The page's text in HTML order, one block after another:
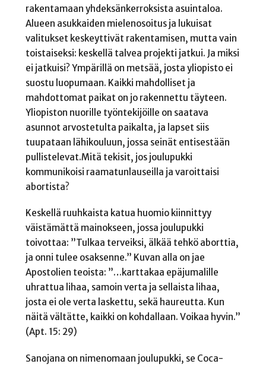
rakentamaan yhdeksänkerroksista asuintaloa.
Alueen asukkaiden mielenosoitus ja lukuisat
valitukset keskeyttivät rakentamisen, mutta vain
toistaiseksi: keskellä talvea projekti jatkui. Ja miksi
ei jatkuisi? Ympärillä on metsää, josta yliopisto ei
suostu luopumaan. Kaikki mahdolliset ja
mahdottomat paikat on jo rakennettu täyteen.
Yliopiston nuorille työntekijöille on saatava
asunnot arvostetulta paikalta, ja lapset siis
tuupataan lähikouluun, jossa seinät entisestään
pullistelevat.Mitä tekisit, jos joulupukki
kommunikoisi raamatunlauseilla ja varoittaisi
abortista?
Keskellä ruuhkaista katua huomio kiinnittyy
väistämättä mainokseen, jossa joulupukki
toivottaa: ”Tulkaa terveiksi, älkää tehkö aborttia,
ja onni tulee osaksenne.” Kuvan alla on jae
Apostolien teoista: ”…karttakaa epäjumalille
uhrattua lihaa, samoin verta ja sellaista lihaa,
josta ei ole verta laskettu, sekä haureutta. Kun
näitä vältätte, kaikki on kohdallaan. Voikaa hyvin.”
(Apt. 15: 29)
Sanojana on nimenomaan joulupukki, se Coca-